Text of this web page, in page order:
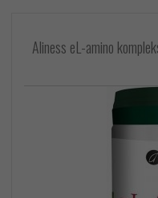
Aliness eL-amino